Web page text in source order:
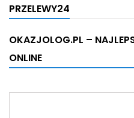
PRZELEWY24
OKAZJOLOG.PL –
ONLINE